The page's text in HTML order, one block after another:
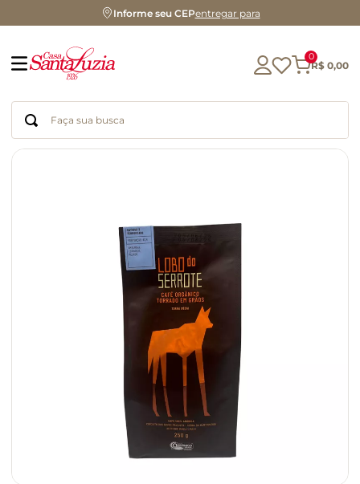
Informe seu CEPentregar para
0
R$ 0,00
Faça sua busca